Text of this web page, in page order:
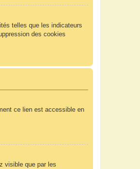
telles que les indicateurs
des cookies
ce lien est accessible en
visible que par les